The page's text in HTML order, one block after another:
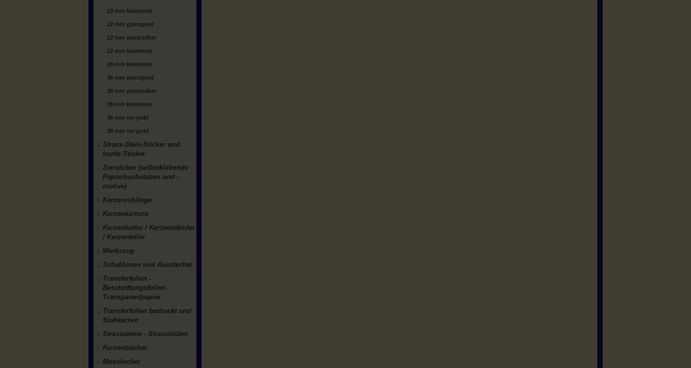
13 mm karminrot
22 mm glanzgold
22 mm glanzsilber
22 mm karminrot
26 mm karminrot
35 mm glanzgold
35 mm glanzsilber
35 mm karminrot
35 mm rot-gold
38 mm rot-gold
Strass-Stein-Sticker und
bunte Sticker
Ziersticker (selbstklebende
Papierbuchstaben und -
motive)
Kerzenrohlinge
Kerzenkartons
Kerzenhalter / Kerzenständer
/ Kerzenteller
Werkzeug
Schablonen und Ausstecher
Transferfolien -
Beschriftungsfolien -
Transparentpapier
Transferfolien bedruckt und
Stabkerzen
Strasssteine - Strassblüten
Kerzenbücher
Motivlocher